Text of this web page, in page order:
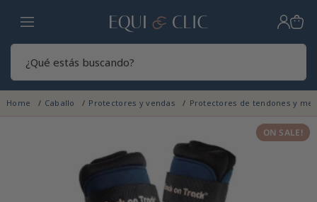
Hogar
Home Caballo Protectores y vendas Protectores de tendones y
ON SALE!